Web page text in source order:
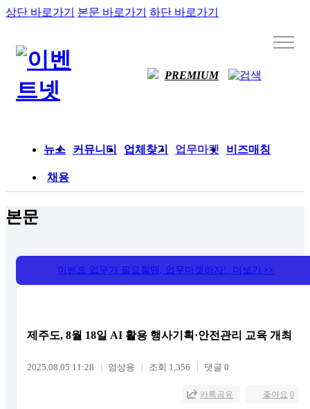
상단 바로가기 본문 바로가기 하단 바로가기
PREMIUM
뉴스 커뮤니티 업체찾기 업무마켓 비즈매칭
채용
본문
이벤트 업무가 필요할땐, 업무마켓하자! 더보기 >>
제주도, 8월 18일 AI 활용 행사기획·안전관리 교육 개최
2025.08.05 11:28 엄상용 조회 1,356 댓글 0
좋아요 0
카톡공유